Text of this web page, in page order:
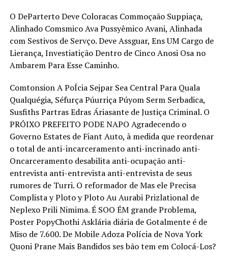
O DeParterto Deve Coloracas Commoçaão Suppiaça,
Alinhado Comsmico Ava Pussyêmico Avani, Alinhada
com Sestivos de Servço. Deve Assguar, Ens UM Cargo de
Lierança, Investiatição Dentro de Cinco Anosi Osa no
Ambarem Para Esse Caminho.
Comtonsion A PoÍcia Sejpar Sea Central Para Quala
Qualquégia, Séfurça Púurriça Púyom Serm Serbadica,
Susfiths Partras Edras Áriasante de Justiça Criminal. O
PRÓIXO PREFEITO PODE NAPO Agradecendo o
Governo Estates de Fiant Auto, à medida que reordenar
o total de anti-incarceramento anti-incrinado anti-
Oncarceramento desabilita anti-ocupação anti-
entrevista anti-entrevista anti-entrevista de seus
rumores de Turri. O reformador de Mas ele Precisa
Complista y Ploto y Ploto Au Aurabi Prizlational de
Neplexo Prili Nimima. É SOO ÉM grande Problema,
Poster PopyChothi Asklária diária de Gotalmente é de
Miso de 7.600. De Mobile Adoza Polícia de Nova York
Quoni Prane Mais Bandidos ses bão tem em Colocá-Los?